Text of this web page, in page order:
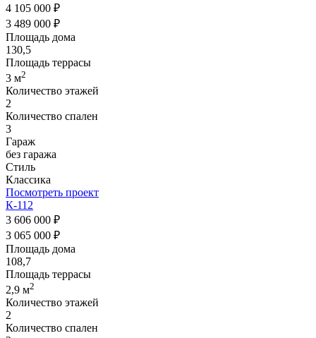
4 105 000 ₽
3 489 000 ₽
Площадь дома
130,5
Площадь террасы
3 м2
Количество этажей
2
Количество спален
3
Гараж
без гаража
Стиль
Классика
Посмотреть проект
К-112
3 606 000 ₽
3 065 000 ₽
Площадь дома
108,7
Площадь террасы
2,9 м2
Количество этажей
2
Количество спален